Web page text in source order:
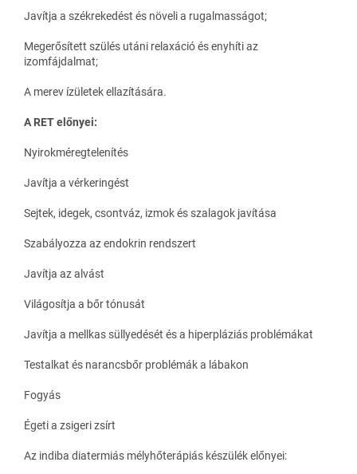
Javítja a székrekedést és növeli a rugalmasságot;
Megerősített szülés utáni relaxáció és enyhíti az
izomfájdalmat;
A merev ízületek ellazítására.
A RET előnyei:
Nyirokméregtelenítés
Javítja a vérkeringést
Sejtek, idegek, csontváz, izmok és szalagok javítása
Szabályozza az endokrin rendszert
Javítja az alvást
Világosítja a bőr tónusát
Javítja a mellkas süllyedését és a hiperpláziás problémákat
Testalkat és narancsbőr problémák a lábakon
Fogyás
Égeti a zsigeri zsírt
Az indiba diatermiás mélyhőterápiás készülék előnyei: